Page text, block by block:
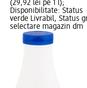
(29,92 lei pe 1 l);
Disponibilitate: Status
verde Livrabil, Status
selectare magazin dm